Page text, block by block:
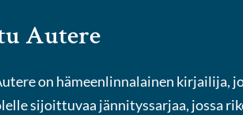
Autere
on hämeenlinnalainen kirjailija,
sijoittuvaa jännityssarjaa, jossa